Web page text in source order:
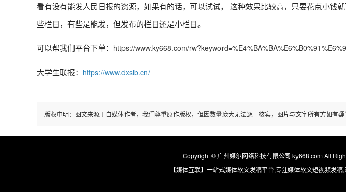
看有没有能发人民日报的资源，如果有的话，可以试试， 这种效果比较高，只要花点小钱
些栏目，有些是能发，但发布的栏目还是小栏目。
可以帮我们平台下单： https://www.ky668.com/
大学生联报： https://www.dxslb.cn/
版权申明：图文来源于自媒体作者，我们尊重原作版权，但因数量庞大无法逐一核实，图片与文字所有方如有疑
Copyright © 广州媒尔网络科技有限公司 ky668.com All
【媒体互联】一站式媒体软文发稿平台,专注媒体软文短视频发